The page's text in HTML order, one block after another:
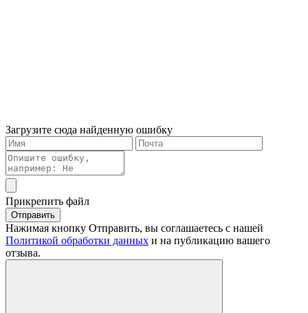
Загрузите сюда найденную ошибку
Прикрепить файл
Отправить
Нажимая кнопку Отправить, вы соглашаетесь с нашей
Политикой обработки данных и на публикацию вашего
отзыва.